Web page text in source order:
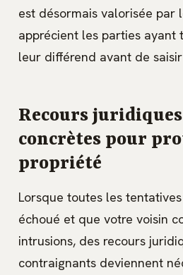
est désormais valorisée par
apprécient les parties ayant
leur différend avant de
Recours
concrètes pour
propriété
Lorsque toutes les
échoué et que votre voisin
intrusions, des recours
contraignants deviennent